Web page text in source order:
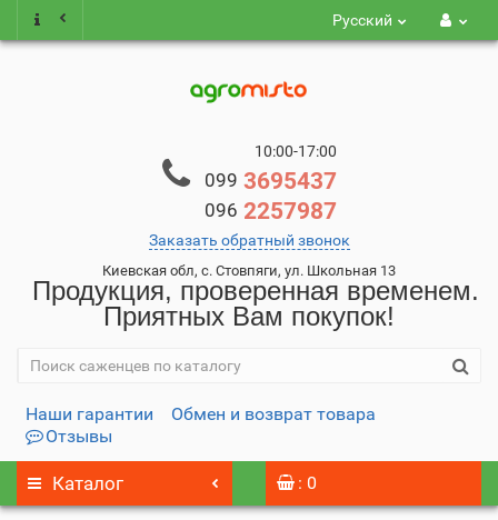
Русский
10:00-17:00
099 3695437
096 2257987
Заказать обратный звонок
Киевская обл, с. Стовпяги, ул. Школьная 13
Продукция, проверенная временем.
Приятных Вам покупок!
Наши гарантии
Обмен и возврат товара
Отзывы
Каталог : 0